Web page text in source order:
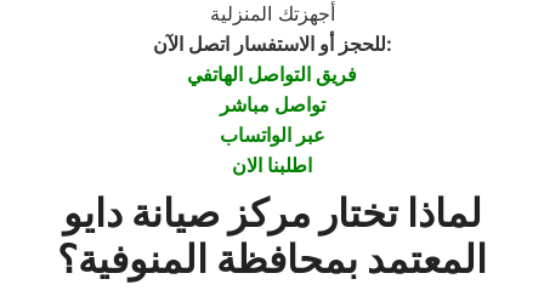
أجهزتك المنزلية
للحجز أو الاستفسار اتصل الآن:
فريق التواصل الهاتفي
تواصل مباشر
عبر الواتساب
اطلبنا الان
لماذا تختار مركز صيانة دايو
المعتمد بمحافظة المنوفية؟